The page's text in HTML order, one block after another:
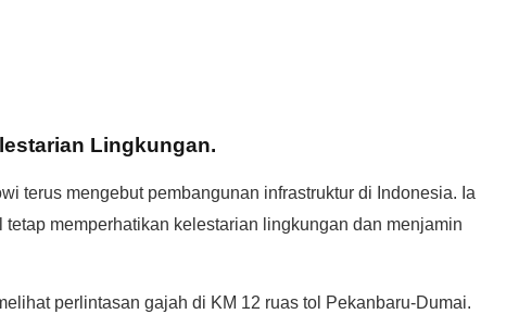
Lingkungan.
terus mengebut pembangunan infrastruktur di Indonesia. Ia
memperhatikan kelestarian lingkungan dan menjamin
perlintasan gajah di KM 12 ruas tol Pekanbaru-Dumai.